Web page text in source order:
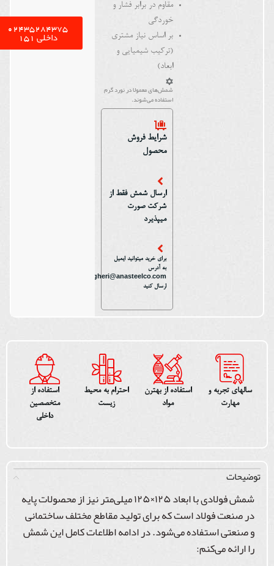
مقاوم در برابر فشار و
خوردگی
بر اساس نیاز مشتری
(ترکیب شیمیایی و
ابعاد)
شمش‌های معمولا در نورد گرم
استفاده می‌شوند.
شرایط فروش
محصول
ارسال شمش فقط از
شرکت صورت
میپذیرد
برای خرید میتوانید ایمیل
به آدرس
n.bagheri@anasteelco.com
ارسال کنید
02435284375
داخلی 151
سالهای تجربه و
مهارت
استفاده از بهترن
مواد
احترام به محیط
زیست
استفاده از
متخصصین
داخلی
توضیحات
شمش فولادی با ابعاد ۱۲۵×۱۲۵ میلی‌متر نیز از محصولات پایه
در صنعت فولاد است که برای تولید مقاطع مختلف ساختمانی
و صنعتی استفاده می‌شود. در ادامه اطلاعات کامل این شمش
را ارائه می‌کنم: